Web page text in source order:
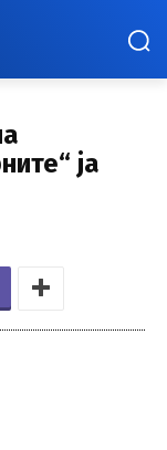
ја